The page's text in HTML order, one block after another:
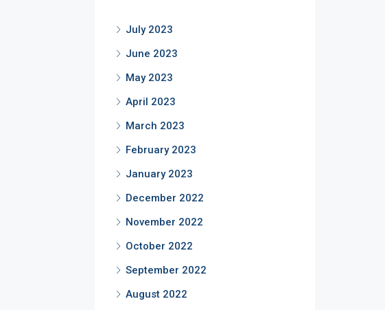
July 2023
June 2023
May 2023
April 2023
March 2023
February 2023
January 2023
December 2022
November 2022
October 2022
September 2022
August 2022